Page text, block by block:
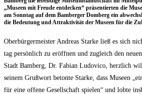
„Muse­en mit Freu­de ent­de­cken“ prä­sen­tier­ten die
am Sonn­tag auf dem Bam­ber­ger Dom­berg ein
die Bedeu­tung und Attrak­ti­vi­tät der Muse­en für die
Ober­bür­ger­meis­ter Andre­as Star­ke ließ es sich
tag per­sön­lich zu eröff­nen und zugleich den
Stadt Bam­berg, Dr. Fabi­an Ludo­vico, herz­lich
sei­nem Gruß­wort beton­te Star­ke, dass Muse­en
für eine offe­ne Gesell­schaft spie­len“ und lob­te